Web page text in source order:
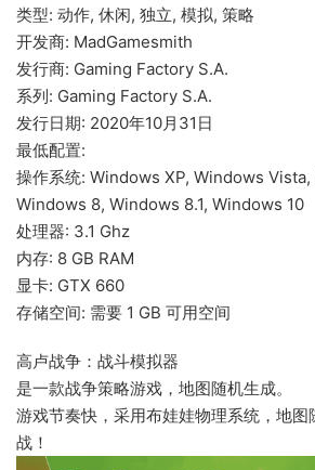
类型: 动作, 休闲, 独立, 模拟, 策略
开发商: MadGamesmith
发行商: Gaming Factory S.A.
系列: Gaming Factory S.A.
发行日期: 2020年10月31日
最低配置:
操作系统: Windows XP, Windows
Windows 8, Windows 8.1, Windows 10
处理器: 3.1 Ghz
内存: 8 GB RAM
显卡: GTX 660
存储空间: 需要 1 GB 可用空间
高卢战争：战斗模拟器
是一款战争策略游戏，地图随机生成。
游戏节奏快，采用布娃娃物理系统，地图
战！